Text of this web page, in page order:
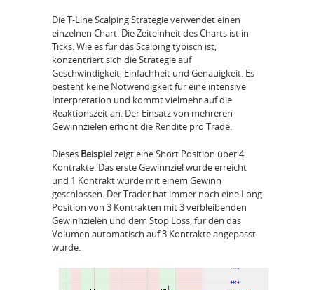
Die T-Line Scalping Strategie verwendet einen
einzelnen Chart. Die Zeiteinheit des Charts ist in
Ticks. Wie es für das Scalping typisch ist,
konzentriert sich die Strategie auf
Geschwindigkeit, Einfachheit und Genauigkeit. Es
besteht keine Notwendigkeit für eine intensive
Interpretation und kommt vielmehr auf die
Reaktionszeit an. Der Einsatz von mehreren
Gewinnzielen erhöht die Rendite pro Trade.
Dieses Beispielzeigt eine Short Position über 4
Kontrakte. Das erste Gewinnziel wurde erreicht
und 1 Kontrakt wurde mit einem Gewinn
geschlossen. Der Trader hat immer noch eine Long
Position von 3 Kontrakten mit 3 verbleibenden
Gewinnzielen und dem Stop Loss, für den das
Volumen automatisch auf 3 Kontrakte angepasst
wurde.